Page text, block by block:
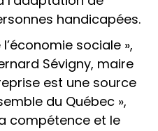
handicapées.
sociale »,
Sévigny, maire
est une source
du Québec »,
compétence et le